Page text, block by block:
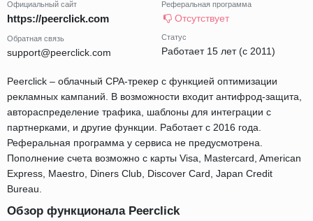
Официальный сайт
https://peerclick.com
Обратная связь
support@peerclick.com
Реферальная программа
Отсутствует
Статус
Работает 15 лет (с 2011)
Peerclick – облачный CPA-трекер с функцией оптимизации
рекламных кампаний. В возможности входит антифрод-защита,
автораспределение трафика, шаблоны для интеграции с
партнерками, и другие функции. Работает с 2016 года.
Реферальная программа у сервиса не предусмотрена.
Пополнение счета возможно с карты Visa, Mastercard, American
Express, Maestro, Diners Club, Discover Card, Japan Credit
Bureau.
Обзор функционала Peerclick